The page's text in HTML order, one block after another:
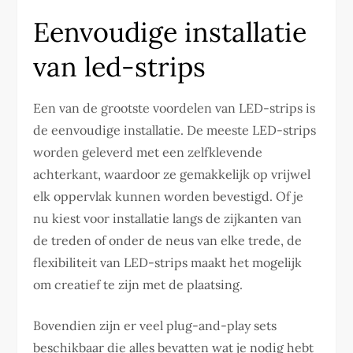
Eenvoudige installatie
van led-strips
Een van de grootste voordelen van LED-strips is
de eenvoudige installatie. De meeste LED-strips
worden geleverd met een zelfklevende
achterkant, waardoor ze gemakkelijk op vrijwel
elk oppervlak kunnen worden bevestigd. Of je
nu kiest voor installatie langs de zijkanten van
de treden of onder de neus van elke trede, de
flexibiliteit van LED-strips maakt het mogelijk
om creatief te zijn met de plaatsing.
Bovendien zijn er veel plug-and-play sets
beschikbaar die alles bevatten wat je nodig hebt